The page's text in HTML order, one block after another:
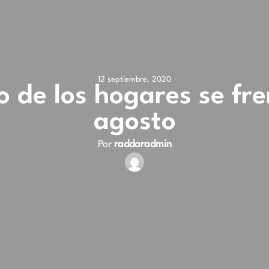
12 septiembre, 2020
de los hogares se
agosto
Por raddaradmin